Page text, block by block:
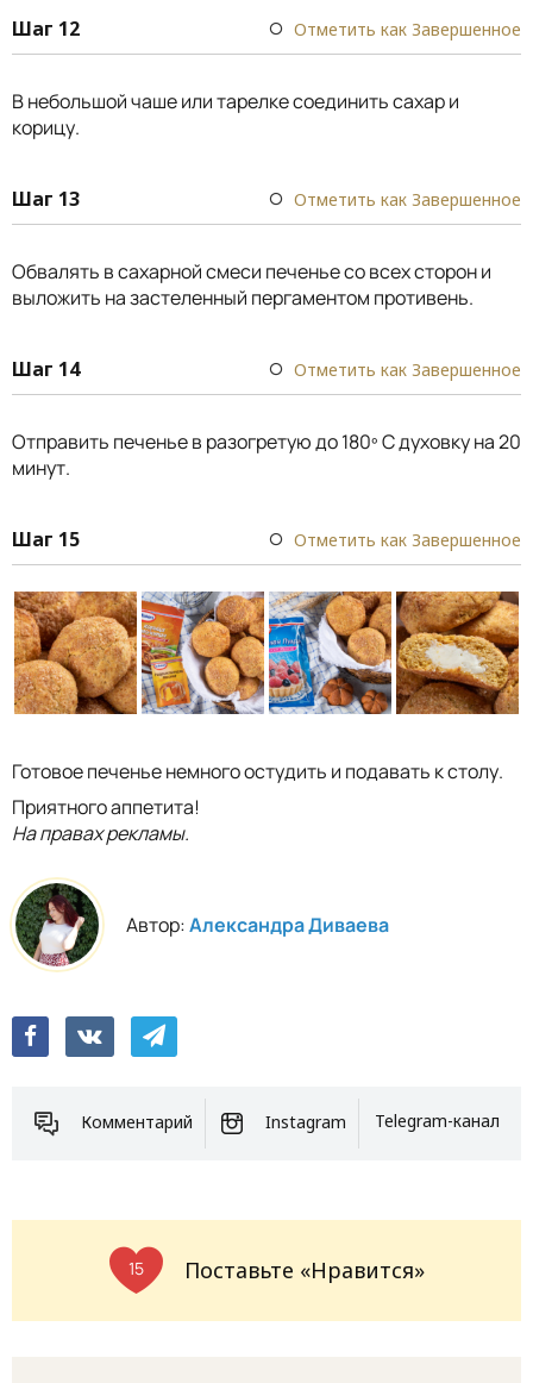
Шаг 12 Отметить как Завершенное
В небольшой чаше или тарелке соединить сахар и
корицу.
Шаг 13 Отметить как Завершенное
Обвалять в сахарной смеси печенье со всех сторон и
выложить на застеленный пергаментом противень.
Шаг 14 Отметить как Завершенное
Отправить печенье в разогретую до 180º С духовку на 20
минут.
Шаг 15 Отметить как Завершенное
Готовое печенье немного остудить и подавать к столу.
Приятного аппетита!
На правах рекламы.
Автор:Александра Диваева
Комментарий Instagram Telegram-канал
15 Поставьте «Нравится»